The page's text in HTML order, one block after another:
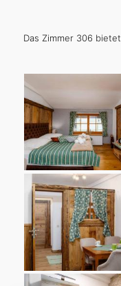
Das Zimmer 306